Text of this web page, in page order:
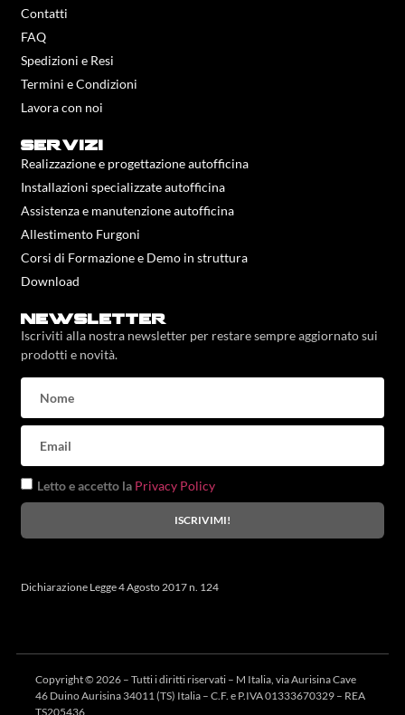
Contatti
FAQ
Spedizioni e Resi
Termini e Condizioni
Lavora con noi
servizi
Realizzazione e progettazione autofficina
Installazioni specializzate autofficina
Assistenza e manutenzione autofficina
Allestimento Furgoni
Corsi di Formazione e Demo in struttura
Download
newsletter
Iscriviti alla nostra newsletter per restare sempre aggiornato sui
prodotti e novità.
Letto e accetto la Privacy Policy
ISCRIVIMI!
Dichiarazione Legge 4 Agosto 2017 n. 124
Copyright © 2026 – Tutti i diritti riservati – M Italia, via Aurisina Cave
46 Duino Aurisina 34011 (TS) Italia – C.F. e P.IVA 01333670329 – REA
TS205436